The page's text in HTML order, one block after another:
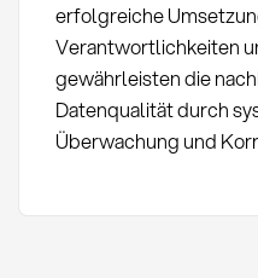
erfolgreiche
Verantwortlichkeiten
gewährleisten die
Datenqualität durch
Überwachung und